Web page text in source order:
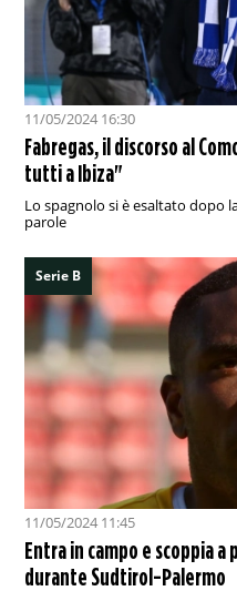
11/05/2024 16:30
Fabregas, il discorso al
tutti a Ibiza"
Lo spagnolo si è esaltato dopo
parole
Serie B
11/05/2024 11:45
Entra in campo e scoppia a
durante Sudtirol-Palermo